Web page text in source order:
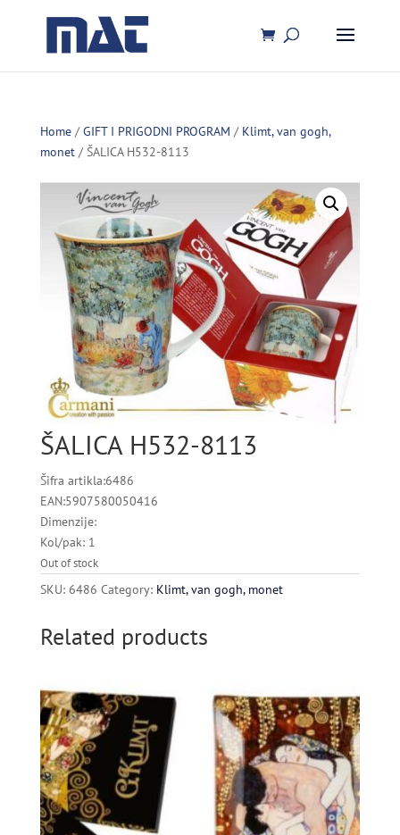
Home/GIFT I PRIGODNI PROGRAM / Klimt, van gogh,
monet/ ŠALICA H532-8113
ŠALICA H532-8113
Šifra artikla:6486
EAN:5907580050416
Dimenzije:
Kol/pak: 1
Out of stock
SKU: 6486 Category: Klimt, van gogh, monet
Related products